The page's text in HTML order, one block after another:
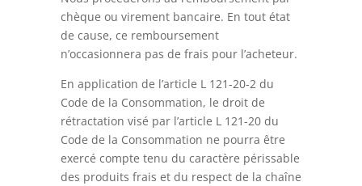
chèque ou virement bancaire. En tout état
de cause, ce remboursement
n’occasionnera pas de frais pour l’acheteur.
En application de l’article L 121-20-2 du
Code de la Consommation, le droit de
rétractation visé par l’article L 121-20 du
Code de la Consommation ne pourra être
exercé compte tenu du caractère périssable
des produits frais et du respect de la chaîne